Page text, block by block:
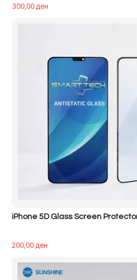
300,00ден
iPhone 5D Glass Screen
200,00ден